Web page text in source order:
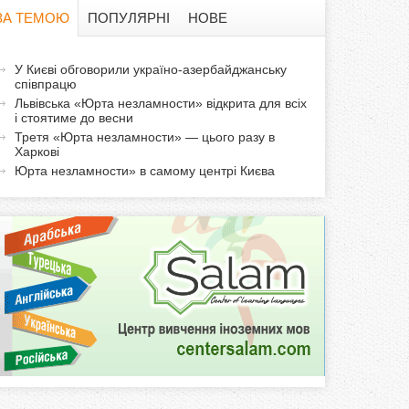
а
ф
о
м
ТЕМОЮ
т
ПОПУЛЯРНІ НОВЕ
У Києві обговорили україно-азербайджанську
співпрацю
Львівська «Юрта незламности» відкрита для всіх
і стоятиме до весни
Третя «Юрта незламности» — цього разу в
Харкові
Юрта незламности» в самому центрі Києва